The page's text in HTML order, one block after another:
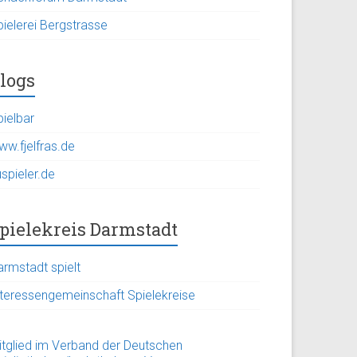
Bergstrasse
Darmstadt
spielt
Spielekreise
im Verband der Deutschen